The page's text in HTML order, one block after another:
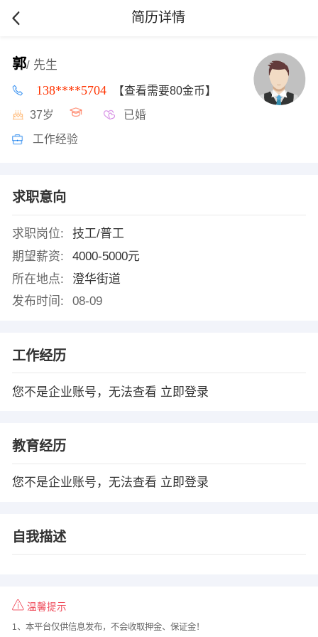
简历详情
郭/ 先生
138****5704 【查看需要80金币】
37岁 已婚
工作经验
求职意向
求职岗位:
技工/普工
期望薪资:
4000-5000元
所在地点:
澄华街道
发布时间:
08-09
工作经历
您不是企业账号，无法查看 立即登录
教育经历
您不是企业账号，无法查看 立即登录
自我描述
温馨提示
1、本平台仅供信息发布，不会收取押金、保证金！